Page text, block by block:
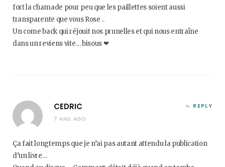
fort la chamade pour peu que les paillettes soient aussi
transparente que vous Rose ..
Un come back qui réjouit nos prunelles et qui nous entraîne
dans un reviens vite… bisous ❤
CEDRIC
7 ANS AGO
REPLY
Ça fait longtemps que je n’ai pas autant attendu la publication
d’un livre…